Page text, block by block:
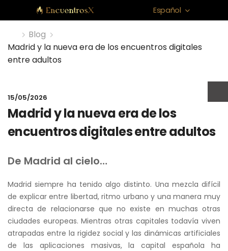
Español
Blog
Madrid y la nueva era de los encuentros digitales
entre adultos
15/05/2026
Madrid y la nueva era de los
encuentros digitales entre adultos
De Madrid al cielo…
Madrid siempre ha tenido algo distinto. Una mezcla difícil
de explicar entre libertad, ritmo urbano y una manera muy
directa de relacionarse que no existe en muchas otras
ciudades europeas. Mientras otras capitales todavía viven
atrapadas entre la rigidez social y las dinámicas artificiales
de las aplicaciones masivas, la capital española ha